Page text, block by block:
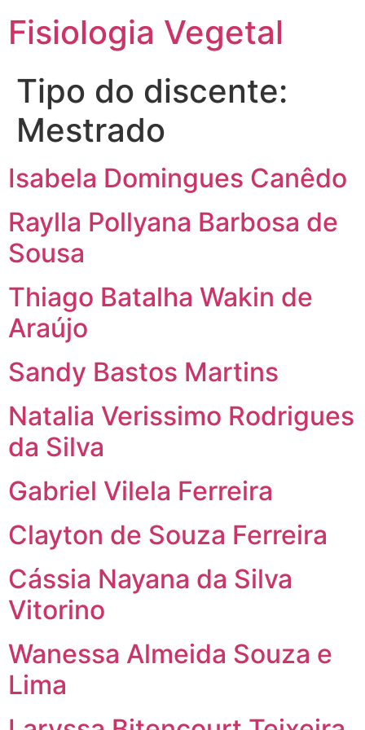
Fisiologia Vegetal
Tipo do discente:
Mestrado
Isabela Domingues Canêdo
Raylla Pollyana Barbosa de
Sousa
Thiago Batalha Wakin de
Araújo
Sandy Bastos Martins
Natalia Verissimo Rodrigues
da Silva
Gabriel Vilela Ferreira
Clayton de Souza Ferreira
Cássia Nayana da Silva
Vitorino
Wanessa Almeida Souza e
Lima